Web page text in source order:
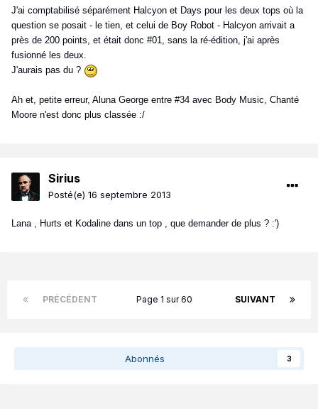
J'ai comptabilisé séparément Halcyon et Days pour les deux tops où la
question se posait - le tien, et celui de Boy Robot - Halcyon arrivait a
près de 200 points, et était donc #01, sans la ré-édition, j'ai après
fusionné les deux.
J'aurais pas du ?
Ah et, petite erreur, Aluna George entre #34 avec Body Music, Chanté
Moore n'est donc plus classée :/
Sirius
Posté(e) 16 septembre 2013
Lana , Hurts et Kodaline dans un top , que demander de plus ? :')
PRÉCÉDENT SUIVANT
Page 1 sur 60
Abonnés 3